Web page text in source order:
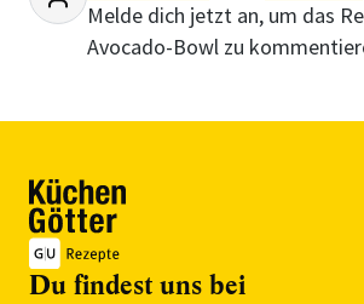
Melde dich jetzt an, um das
Avocado-Bowl zu
Du findest uns bei